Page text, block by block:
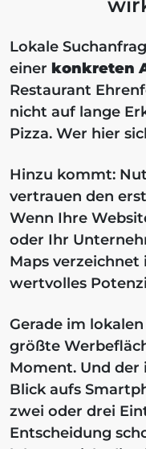
Lokale
einer konkreten
Restaurant
nicht auf lange
Pizza. Wer hier
Hinzu kommt:
vertrauen den
Wenn Ihre
oder Ihr
Maps
wertvolles
Gerade im
größte
Moment. Und der
Blick aufs
zwei oder drei
Entscheidung